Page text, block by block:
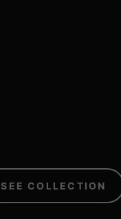
SEE COLLECTION